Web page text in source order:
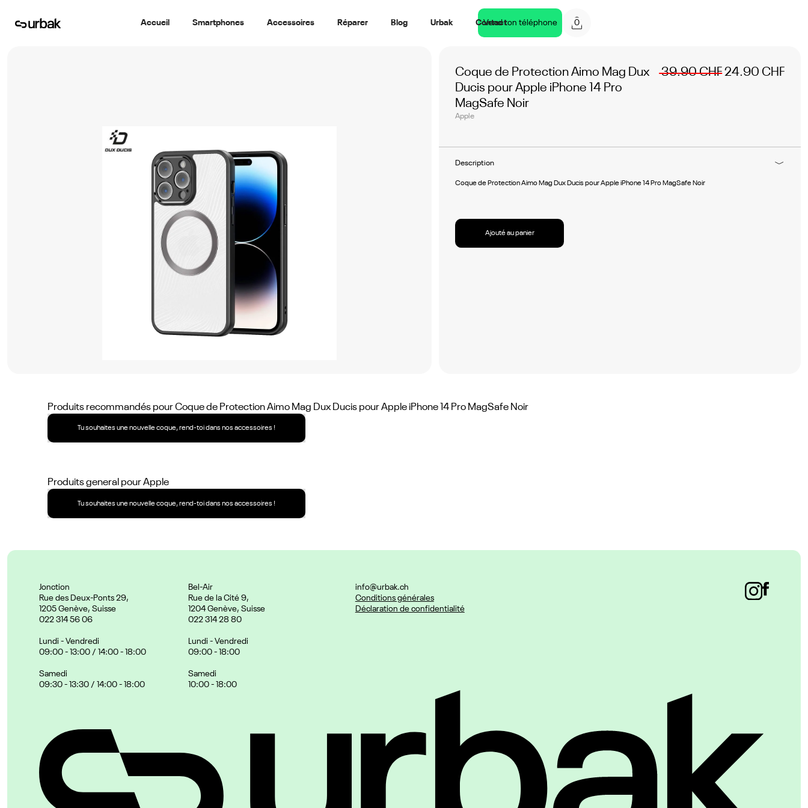
Accueil Smartphones Accessoires Réparer Blog Urbak Contact
Vend ton téléphone 0
Coque de Protection Aimo Mag Dux
Ducis pour Apple iPhone 14 Pro
MagSafe Noir
Apple
39.90 CHF24.90 CHF
Description
Coque de Protection Aimo Mag Dux Ducis pour Apple iPhone 14 Pro MagSafe Noir
Ajouté au panier
Produits recommandés pourCoque de Protection Aimo Mag Dux Ducis pour Apple iPhone 14 Pro MagSafe Noir
Tu souhaites une nouvelle coque, rend-toi dans nos accessoires !
Produits general pourApple
Tu souhaites une nouvelle coque, rend-toi dans nos accessoires !
Jonction
Rue des Deux-Ponts 29,
1205 Genève, Suisse
022 314 56 06
Lundi - Vendredi
09:00 - 13:00 / 14:00 - 18:00
Samedi
09:30 - 13:30 / 14:00 - 18:00
Bel-Air
Rue de la Cité 9,
1204 Genève, Suisse
022 314 28 80
Lundi - Vendredi
09:00 - 18:00
Samedi
10:00 - 18:00
info@urbak.ch
Conditions générales
Déclaration de confidentialité